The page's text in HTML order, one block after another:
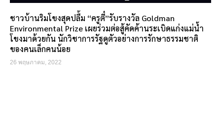
ชาวบ้านริมโขงสุดปลื้ม “ครูตี๋”รับรางวัล Goldman
Environmental Prize เผยร่วมต่อสู้คัดค้านระเบิดแก่งแม่น้ำ
โขงมาด้วยกัน นักวิชาการรัฐดูตัวอย่างการรักษาธรรมชาติ
ของคนเล็กคนน้อย
26 พฤษภาคม, 2022